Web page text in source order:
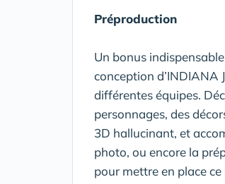
Préproduction
Un bonus
conception d’INDIANA
différentes équipes.
personnages, des
3D hallucinant, et
photo, ou encore la
pour mettre en place